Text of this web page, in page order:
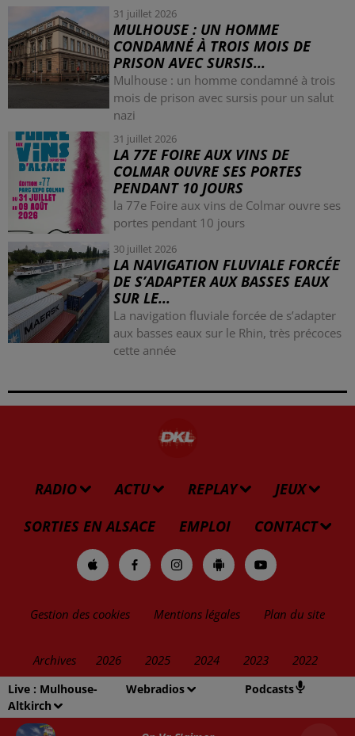
Live : Mulhouse-
Altkirch
Webradios Podcasts
31 juillet 2026
MULHOUSE : UN HOMME
CONDAMNÉ À TROIS MOIS DE
PRISON AVEC SURSIS...
Mulhouse : un homme condamné à trois
mois de prison avec sursis pour un salut
nazi
31 juillet 2026
LA 77E FOIRE AUX VINS DE
COLMAR OUVRE SES PORTES
PENDANT 10 JOURS
la 77e Foire aux vins de Colmar ouvre ses
portes pendant 10 jours
30 juillet 2026
LA NAVIGATION FLUVIALE FORCÉE
DE S’ADAPTER AUX BASSES EAUX
SUR LE...
La navigation fluviale forcée de s’adapter
aux basses eaux sur le Rhin, très précoces
cette année
RADIO ACTU REPLAY
JEUX
SORTIES EN ALSACE
EMPLOI CONTACT
Gestion des cookies Mentions légales Plan du site
Archives 2026 2025 2024 2023 2022